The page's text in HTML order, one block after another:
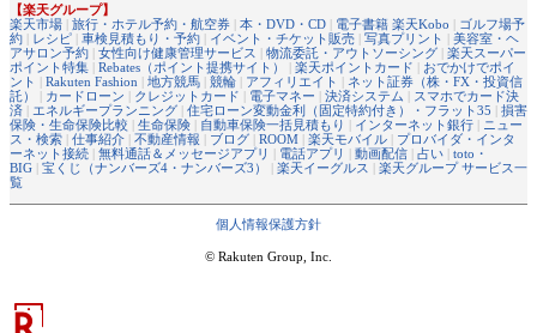
【楽天グループ】
楽天市場 | 旅行・ホテル予約・航空券 | 本・DVD・CD | 電子書籍 楽天Kobo | ゴルフ場予
約 | レシピ | 車検見積もり・予約 | イベント・チケット販売 | 写真プリント | 美容室・ヘ
アサロン予約 | 女性向け健康管理サービス | 物流委託・アウトソーシング | 楽天スーパー
ポイント特集 | Rebates（ポイント提携サイト） | 楽天ポイントカード | おでかけでポイ
ント | Rakuten Fashion | 地方競馬 | 競輪 | アフィリエイト | ネット証券（株・FX・投資信
託）
| カードローン | クレジットカード | 電子マネー | 決済システム | スマホでカード決
済 | エネルギープランニング | 住宅ローン変動金利（固定特約付き）・フラット35 | 損害
保険・生命保険比較 | 生命保険 | 自動車保険一括見積もり | インターネット銀行 | ニュー
ス・検索 | 仕事紹介 | 不動産情報 | ブログ | ROOM | 楽天モバイル | プロバイダ・インタ
ーネット接続 | 無料通話＆メッセージアプリ | 電話アプリ | 動画配信 | 占い | toto・
BIG | 宝くじ（ナンバーズ4・ナンバーズ3） | 楽天イーグルス | 楽天グループ サービス一
覧
個人情報保護方針
© Rakuten Group, Inc.